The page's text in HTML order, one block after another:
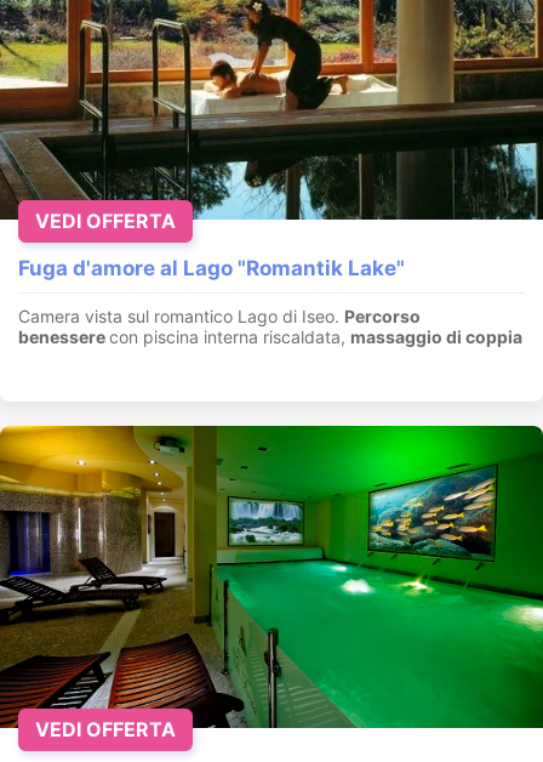
Fuga d'amore al Lago "Romantik Lake"
Camera vista sul romantico Lago di Iseo. Percorso
benesserecon piscina interna riscaldata, massaggio di coppia
VEDI OFFERTA
VEDI OFFERTA